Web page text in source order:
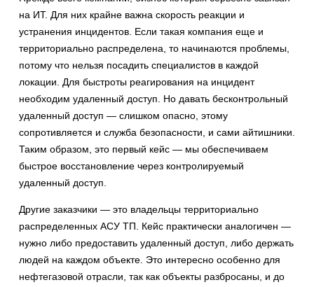
на ИТ. Для них крайне важна скорость реакции и
устранения инцидентов. Если такая компания еще и
территориально распределена, то начинаются проблемы,
потому что нельзя посадить специалистов в каждой
локации. Для быстроты реагирования на инцидент
необходим удаленный доступ. Но давать бесконтрольный
удаленный доступ — слишком опасно, этому
сопротивляется и служба безопасности, и сами айтишники.
Таким образом, это первый кейс — мы обеспечиваем
быстрое восстановление через контролируемый
удаленный доступ.
Другие заказчики — это владельцы территориально
распределенных АСУ ТП. Кейс практически аналогичен —
нужно либо предоставить удаленный доступ, либо держать
людей на каждом объекте. Это интересно особенно для
нефтегазовой отрасли, так как объекты разбросаны, и до